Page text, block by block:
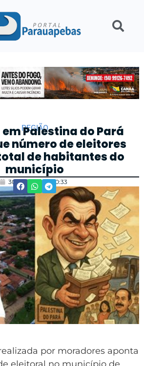
REGIÃO
Palestina do Pará
número de eleitores
de habitantes do
município
30/04/2025 10:33
por moradores aponta